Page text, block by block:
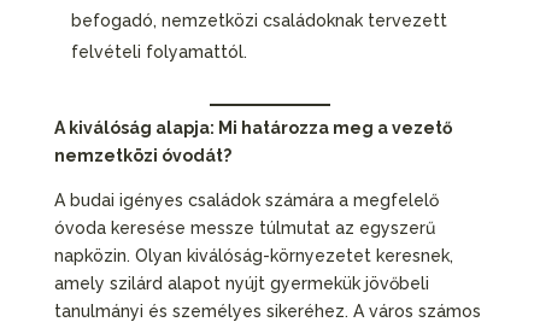
befogadó, nemzetközi családoknak tervezett
felvételi folyamattól.
A kiválóság alapja: Mi határozza meg a vezető
nemzetközi óvodát?
A budai igényes családok számára a megfelelő
óvoda keresése messze túlmutat az egyszerű
napközin. Olyan kiválóság-környezetet keresnek,
amely szilárd alapot nyújt gyermekük jövőbeli
tanulmányi és személyes sikeréhez. A város számos